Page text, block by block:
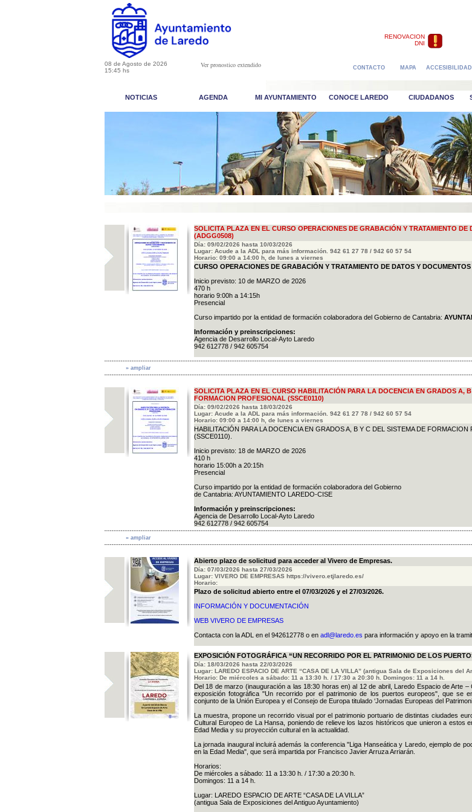
RENOVACION
DNI
08 de Agosto de 2026
15:45 hs
Ver pronostico extendido CONTACTO MAPA ACCESIBILIDAD
NOTICIAS AGENDA MI AYUNTAMIENTO CONOCE LAREDO CIUDADANOS
SOLICITA PLAZA EN EL CURSO OPERACIONES DE GRABACIÓN Y TRATAMIENTO DE
(ADGG0508)
Día: 09/02/2026 hasta 10/03/2026
Lugar: Acude a la ADL para más información. 942 61 27 78 / 942 60 57 54
Horario: 09:00 a 14:00 h, de lunes a viernes
CURSO OPERACIONES DE GRABACIÓN Y TRATAMIENTO DE DATOS Y
Inicio previsto: 10 de MARZO de 2026
470 h
horario 9:00h a 14:15h
Presencial
Curso impartido por la entidad de formación colaboradora del Gobierno de Cantabria:
Información y preinscripciones:
Agencia de Desarrollo Local-Ayto Laredo
942 612778 / 942 605754
» ampliar
SOLICITA PLAZA EN EL CURSO HABILITACIÓN PARA LA DOCENCIA EN GRADOS A,
FORMACION PROFESIONAL (SSCE0110)
Día: 09/02/2026 hasta 18/03/2026
Lugar: Acude a la ADL para más información. 942 61 27 78 / 942 60 57 54
Horario: 09:00 a 14:00 h, de lunes a viernes
HABILITACIÓN PARA LA DOCENCIA EN GRADOS A, B Y C DEL SISTEMA DE FORMACION
(SSCE0110).
Inicio previsto: 18 de MARZO de 2026
410 h
horario 15:00h a 20:15h
Presencial
Curso impartido por la entidad de formación colaboradora del Gobierno
de Cantabria: AYUNTAMIENTO LAREDO-CISE
Información y preinscripciones:
Agencia de Desarrollo Local-Ayto Laredo
942 612778 / 942 605754
» ampliar
Abierto plazo de solicitud para acceder al Vivero de Empresas.
Día: 07/03/2026 hasta 27/03/2026
Lugar: VIVERO DE EMPRESAS https://vivero.etjlaredo.es/
Horario:
Plazo de solicitud abierto entre el 07/03/2026 y el 27/03/2026.
INFORMACIÓN Y DOCUMENTACIÓN
WEB VIVERO DE EMPRESAS
Contacta con la ADL en el 942612778 o en adl@laredo.es para información y apoyo en la
EXPOSICIÓN FOTOGRÁFICA “UN RECORRIDO POR EL PATRIMONIO DE LOS
Día: 18/03/2026 hasta 22/03/2026
Lugar: LAREDO ESPACIO DE ARTE “CASA DE LA VILLA” (antigua Sala de Exposiciones del
Horario: De miércoles a sábado: 11 a 13:30 h. / 17:30 a 20:30 h. Domingos: 11 a 14 h.
Del 18 de marzo (inauguración a las 18:30 horas en) al 12 de abril, Laredo Espacio de Arte –
exposición fotográfica "Un recorrido por el patrimonio de los puertos europeos", que se
conjunto de la Unión Europea y el Consejo de Europa titulado ‘Jornadas Europeas del
La muestra, propone un recorrido visual por el patrimonio portuario de distintas ciudades
Cultural Europeo de La Hansa, poniendo de relieve los lazos históricos que unieron a estos
Edad Media y su proyección cultural en la actualidad.
La jornada inaugural incluirá además la conferencia "Liga Hanseática y Laredo, ejemplo de
en la Edad Media", que será impartida por Francisco Javier Arruza Arriarán.
Horarios:
De miércoles a sábado: 11 a 13:30 h. / 17:30 a 20:30 h.
Domingos: 11 a 14 h.
Lugar: LAREDO ESPACIO DE ARTE “CASA DE LA VILLA”
(antigua Sala de Exposiciones del Antiguo Ayuntamiento)